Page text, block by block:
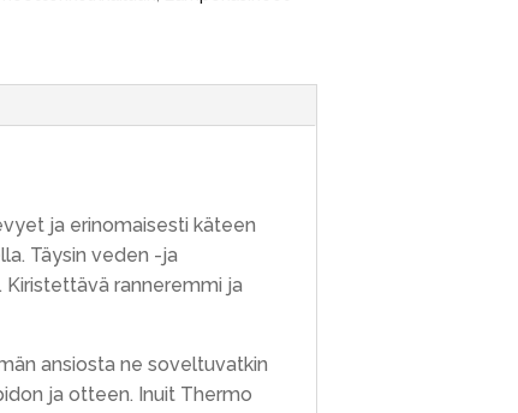
ja erinomaisesti käteen
Täysin veden -ja
ranneremmi ja
ansiosta ne soveltuvatkin
ja otteen. Inuit Thermo